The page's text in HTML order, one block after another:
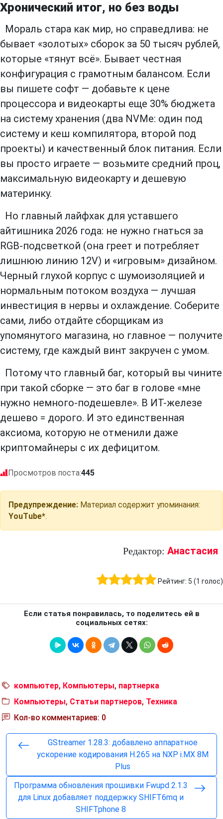
Хронический итог, но без воды
Мораль стара как мир, но справедлива: не
бывает «золотых» сборок за 50 тысяч рублей,
которые «тянут всё». Бывает честная
конфигурация с грамотным балансом. Если
вы пишете софт — добавьте к цене
процессора и видеокарты еще 30% бюджета
на систему хранения (два NVMe: один под
систему и кеш компилятора, второй под
проекты) и качественный блок питания. Если
вы просто играете — возьмите средний проц,
максимальную видеокарту и дешевую
материнку.
Но главный лайфхак для уставшего
айтишника 2026 года: не нужно гнаться за
RGB-подсветкой (она греет и потребляет
лишнюю линию 12V) и «игровым» дизайном.
Черный глухой корпус с шумоизоляцией и
нормальным потоком воздуха — лучшая
инвестиция в нервы и охлаждение. Соберите
сами, либо отдайте сборщикам из
упомянутого магазина, но главное — получите
систему, где каждый винт закручен с умом.
Потому что главный баг, который вы чините
при такой сборке — это баг в голове «мне
нужно немного-подешевле». В ИТ-железе
дешево = дорого. И это единственная
аксиома, которую не отменили даже
криптомайнеры с их дефицитом.
Просмотров поста:445
Предупреждение: Материал содержит упоминания:
YouTube*.
Редактор: Анастасия
Рейтинг: 5 (1 голос)
Если статья понравилась, то поделитесь ей в
социальных сетях:
компьютер, Компьютеры, партнерка
Компьютеры, Статьи партнеров, Техника
Кол-во комментариев: 0
GStreamer 1.28.3: добавлено аппаратное
ускорение кодирования H.265 на NXP i.MX 8M
Plus
Программа обновления прошивки Fwupd 2.1.3
для Linux добавляет поддержку SHIFT6mq и
SHIFTphone 8